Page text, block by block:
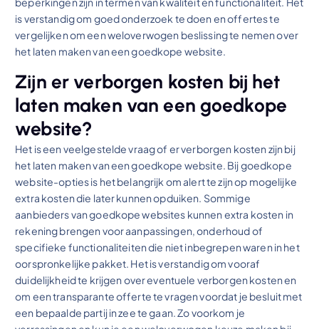
is verstandig om goed onderzoek te doen en offertes te
vergelijken om een weloverwogen beslissing te nemen over
het laten maken van een goedkope website.
Zijn er verborgen kosten bij het
laten maken van een goedkope
website?
Het is een veelgestelde vraag of er verborgen kosten zijn bij
het laten maken van een goedkope website. Bij goedkope
website-opties is het belangrijk om alert te zijn op mogelijke
extra kosten die later kunnen opduiken. Sommige
aanbieders van goedkope websites kunnen extra kosten in
rekening brengen voor aanpassingen, onderhoud of
specifieke functionaliteiten die niet inbegrepen waren in het
oorspronkelijke pakket. Het is verstandig om vooraf
duidelijkheid te krijgen over eventuele verborgen kosten en
om een transparante offerte te vragen voordat je besluit met
een bepaalde partij in zee te gaan. Zo voorkom je